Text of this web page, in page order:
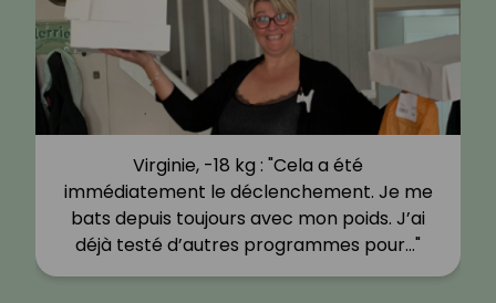
Virginie, -18 kg : "Cela a été
immédiatement le déclenchement. Je me
bats depuis toujours avec mon poids. J’ai
déjà testé d’autres programmes pour…"